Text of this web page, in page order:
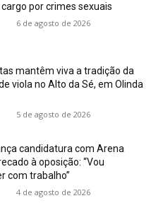
por crimes sexuais
6 de agosto de 2026
mantêm viva a tradição da
viola no Alto da Sé, em Olinda
5 de agosto de 2026
candidatura com Arena
à oposição: “Vou
com trabalho”
4 de agosto de 2026